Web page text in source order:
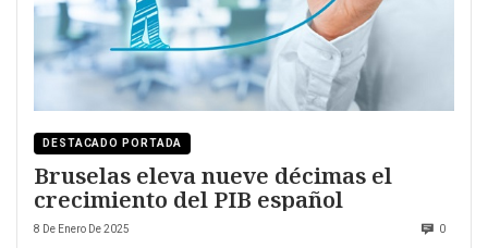
DESTACADO PORTADA
Bruselas eleva nueve décimas el
crecimiento del PIB español
8 De Enero De 2025 0